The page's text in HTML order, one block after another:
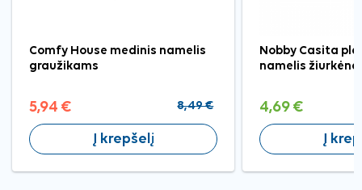
Comfy House medinis namelis
graužikams
5,94 € 8,49 €
Į krepšelį
Nobby Casita
namelis
4,69 €
Į